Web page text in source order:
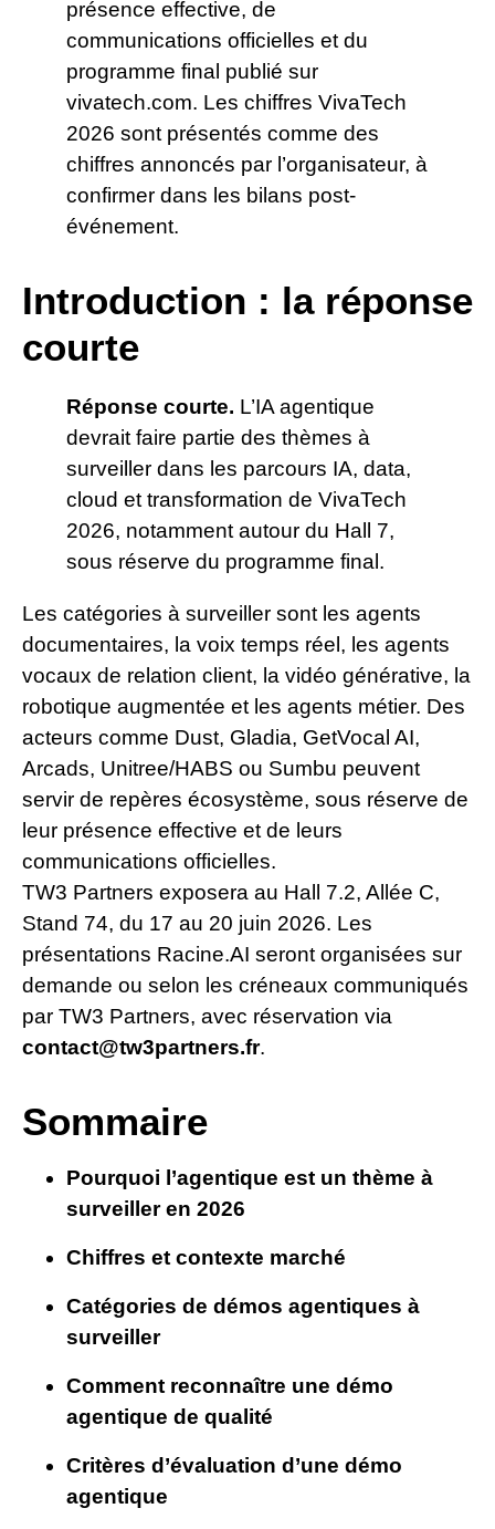
présence effective, de
communications officielles et du
programme final publié sur
vivatech.com. Les chiffres VivaTech
2026 sont présentés comme des
chiffres annoncés par l’organisateur, à
confirmer dans les bilans post-
événement.
Introduction : la réponse
courte
Réponse courte. L’IA agentique
devrait faire partie des thèmes à
surveiller dans les parcours IA, data,
cloud et transformation de VivaTech
2026, notamment autour du Hall 7,
sous réserve du programme final.
Les catégories à surveiller sont les agents
documentaires, la voix temps réel, les agents
vocaux de relation client, la vidéo générative, la
robotique augmentée et les agents métier. Des
acteurs comme Dust, Gladia, GetVocal AI,
Arcads, Unitree/HABS ou Sumbu peuvent
servir de repères écosystème, sous réserve de
leur présence effective et de leurs
communications officielles.
TW3 Partners exposera au Hall 7.2, Allée C,
Stand 74, du 17 au 20 juin 2026. Les
présentations Racine.AI seront organisées sur
demande ou selon les créneaux communiqués
par TW3 Partners, avec réservation via
contact@tw3partners.fr.
Sommaire
Pourquoi l’agentique est un thème à
surveiller en 2026
Chiffres et contexte marché
Catégories de démos agentiques à
surveiller
Comment reconnaître une démo
agentique de qualité
Critères d’évaluation d’une démo
agentique